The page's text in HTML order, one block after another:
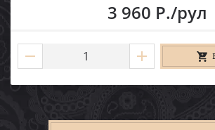
3 960 Р./рул